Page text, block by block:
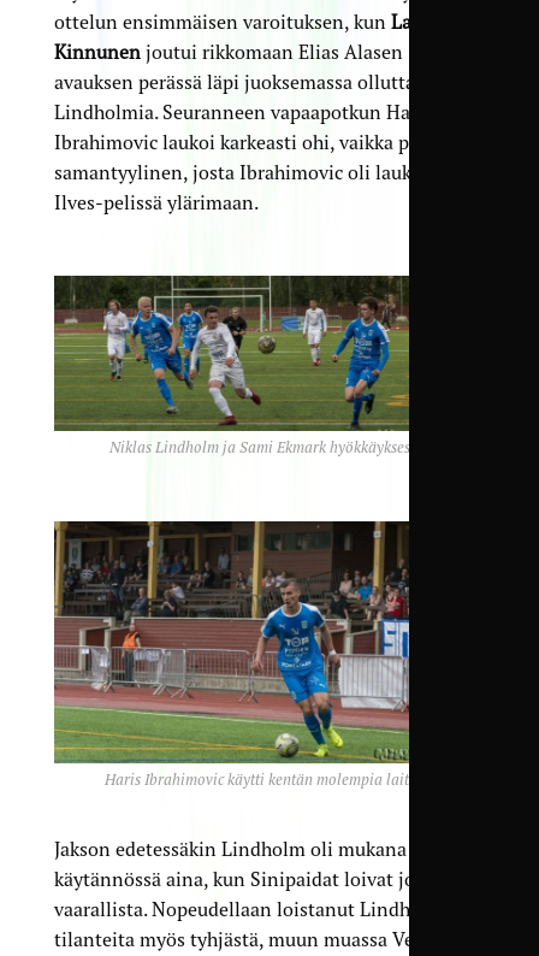
ottelun ensimmäisen varoituksen, kun Lari
Kinnunenjoutui rikkomaan Elias Alasen
avauksen perässä läpi juoksemassa ollutta
Lindholmia. Seuranneen vapaapotkun Haris
Ibrahimovic laukoi karkeasti ohi, vaikka paikka oli
samantyylinen, josta Ibrahimovic oli laukonut
Ilves-pelissä ylärimaan.
Niklas Lindholm ja Sami Ekmark hyökkäyksessä.
Haris Ibrahimovic käytti kentän molempia laitoja.
Jakson edetessäkin Lindholm oli mukana
käytännössä aina, kun Sinipaidat loivat jotakin
vaarallista. Nopeudellaan loistanut Lindholm loi
tilanteita myös tyhjästä, muun muassa Verneri